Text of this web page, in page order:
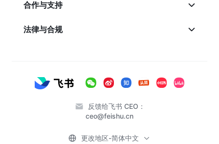
合作与支持
法律与合规
反馈给飞书 CEO：
ceo@feishu.cn
更改地区-简体中文